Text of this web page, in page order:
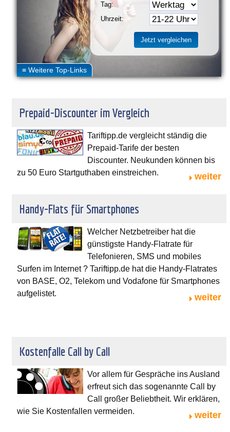
Tag:
Uhrzeit:
Prepaid-Discounter im Vergleich
Tariftipp.de vergleicht ständig die
Prepaid-Tarife der besten
Discounter. Neukunden können bis
zu 50 Euro Startguthaben einstreichen.
weiter
Handy-Flats für Smartphones
Welcher Netzbetreiber hat die
günstigste Handy-Flatrate für
Telefonieren, SMS und mobiles
Surfen im Internet ? Tariftipp.de hat die Handy-Flatrates
von BASE, O2, Telekom und Vodafone für Smartphones
aufgelistet.
weiter
Kostenfalle Call by Call
Vor allem für Gespräche ins Ausland
erfreut sich das sogenannte Call by
Call großer Beliebtheit. Wir erklären,
wie Sie Kostenfallen vermeiden.
weiter